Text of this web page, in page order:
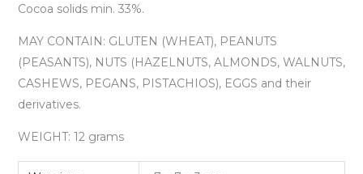
Cocoa solids min. 33%.
MAY CONTAIN: GLUTEN (WHEAT), PEANUTS
(PEASANTS), NUTS (HAZELNUTS, ALMONDS, WALNUTS,
CASHEWS, PEGANS, PISTACHIOS), EGGS and their
derivatives.
WEIGHT: 12 grams